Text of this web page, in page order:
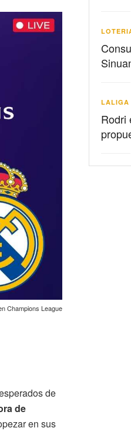
Champions League
de
de
en sus
LALIGA
Rodri